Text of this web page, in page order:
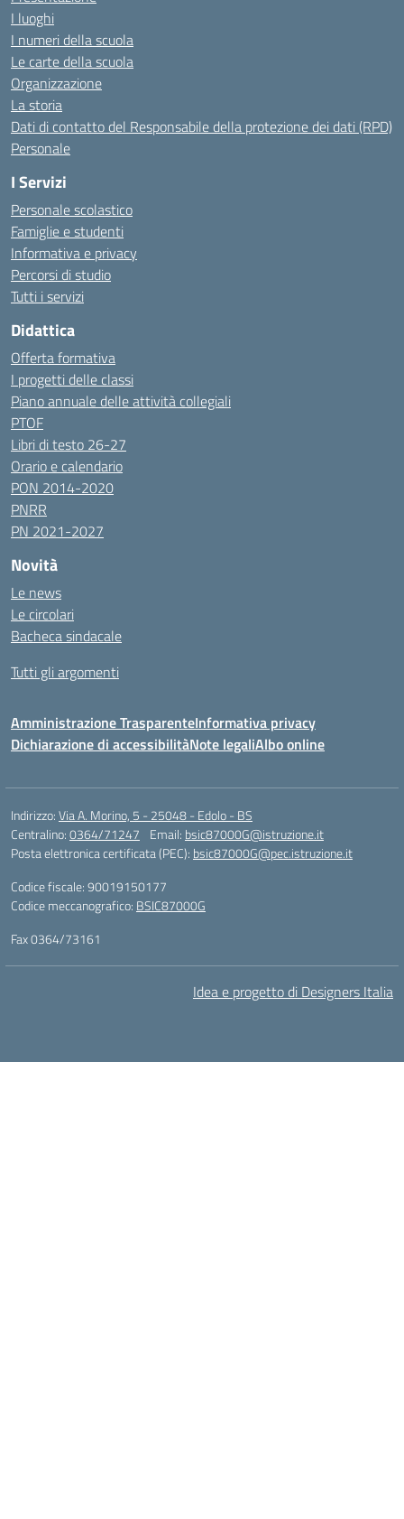
I luoghi
I numeri della scuola
Le carte della scuola
Organizzazione
La storia
Dati di contatto del Responsabile della protezione dei dati (RPD)
Personale
I Servizi
Personale scolastico
Famiglie e studenti
Informativa e privacy
Percorsi di studio
Tutti i servizi
Didattica
Offerta formativa
I progetti delle classi
Piano annuale delle attività collegiali
PTOF
Libri di testo 26-27
Orario e calendario
PON 2014-2020
PNRR
PN 2021-2027
Novità
Le news
Le circolari
Bacheca sindacale
Tutti gli argomenti
Amministrazione TrasparenteInformativa privacy
Dichiarazione di accessibilitàNote legaliAlbo online
Indirizzo:Via A. Morino, 5 - 25048 - Edolo - BS
Centralino:0364/71247 Email: bsic87000G@istruzione.it
Posta elettronica certificata (PEC): bsic87000G@pec.istruzione.it
Codice fiscale: 90019150177
Codice meccanografico: BSIC87000G
Fax 0364/73161
Idea e progetto di Designers Italia